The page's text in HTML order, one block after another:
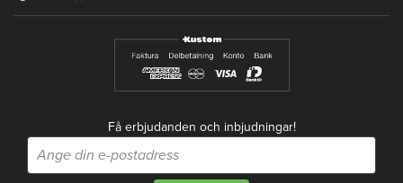
Få erbjudanden och inbjudningar!